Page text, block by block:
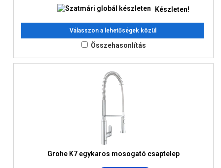
Készleten!
Válasszon a lehetőségek közül
Összehasonlítás
Grohe K7 egykaros mosogató csaptelep